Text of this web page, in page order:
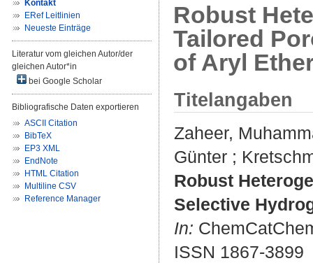
Kontakt
ERef Leitlinien
Neueste Einträge
Literatur vom gleichen Autor/der
gleichen Autor*in
bei Google Scholar
Bibliografische Daten exportieren
ASCII Citation
BibTeX
EP3 XML
EndNote
HTML Citation
Multiline CSV
Reference Manager
Robust
Tailored
of Aryl
Titelangaben
Zaheer,
Günter ;
Robust
Selective
In:
ISSN 1867-3899